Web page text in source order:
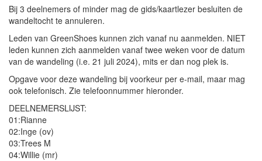
Bij 3 deelnemers of minder mag de gids/kaartlezer besluiten de
wandeltocht te annuleren.
Leden van GreenShoes kunnen zich vanaf nu aanmelden. NIET
leden kunnen zich aanmelden vanaf twee weken voor de datum
van de wandeling (i.e. 21 juli 2024), mits er dan nog plek is.
Opgave voor deze wandeling bij voorkeur per e-mail, maar mag
ook telefonisch. Zie telefoonnummer hieronder.
DEELNEMERSLIJST:
01:Rianne
02:Inge (ov)
03:Trees M
04:Willie (mr)